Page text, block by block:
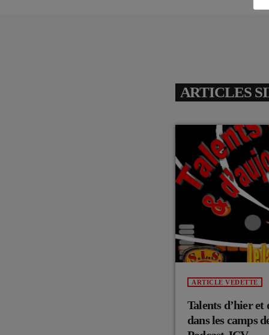
ARTICLES
ARTICLE VEDETTE
Talents d’hier et
dans les camps